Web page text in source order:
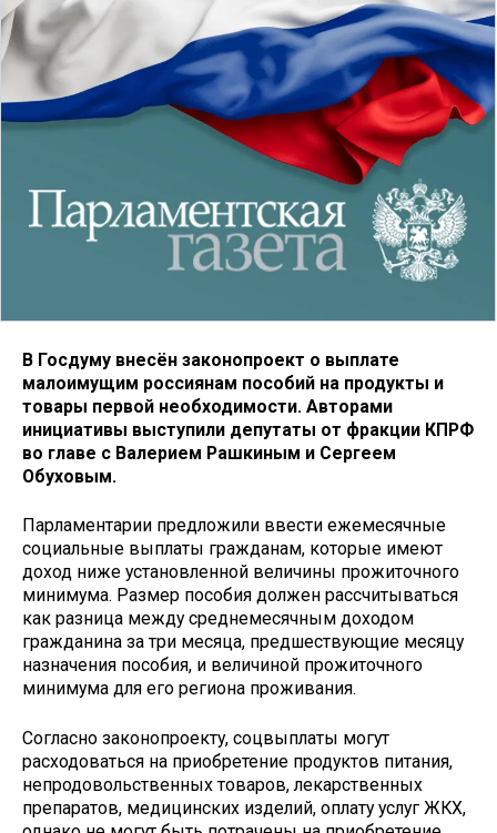
В Госдуму внесён законопроект о выплате
малоимущим россиянам пособий на продукты и
товары первой необходимости. Авторами
инициативы выступили депутаты от фракции КПРФ
во главе с Валерием Рашкиным и Сергеем
Обуховым.
Парламентарии предложили ввести ежемесячные
социальные выплаты гражданам, которые имеют
доход ниже установленной величины прожиточного
минимума. Размер пособия должен рассчитываться
как разница между среднемесячным доходом
гражданина за три месяца, предшествующие месяцу
назначения пособия, и величиной прожиточного
минимума для его региона проживания.
Согласно законопроекту, соцвыплаты могут
расходоваться на приобретение продуктов питания,
непродовольственных товаров, лекарственных
препаратов, медицинских изделий, оплату услуг ЖКХ,